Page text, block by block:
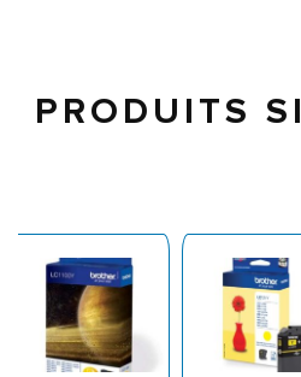
PRODUITS